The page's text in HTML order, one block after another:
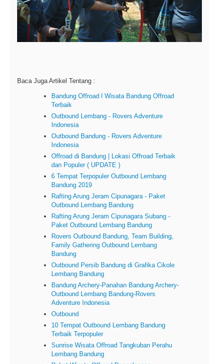
Baca Juga Artikel Tentang :
Bandung Offroad l Wisata Bandung Offroad
Terbaik
Outbound Lembang - Rovers Adventure
Indonesia
Outbound Bandung - Rovers Adventure
Indonesia
Offroad di Bandung | Lokasi Offroad Terbaik
dan Populer ( UPDATE )
6 Tempat Terpopuler Outbound Lembang
Bandung 2019
Rafting Arung Jeram Cipunagara - Paket
Outbound Lembang Bandung
Rafting Arung Jeram Cipunagara Subang -
Paket Outbound Lembang Bandung
Rovers Outbound Bandung, Team Building,
Family Gathering Outbound Lembang
Bandung
Outbound Persib Bandung di Grafika Cikole
Lembang Bandung
Bandung Archery-Panahan Bandung Archery-
Outbound Lembang Bandung-Rovers
Adventure Indonesia
Outbound
10 Tempat Outbound Lembang Bandung
Terbaik Terpopuler
Sunrise Wisata Offroad Tangkuban Perahu
Lembang Bandung